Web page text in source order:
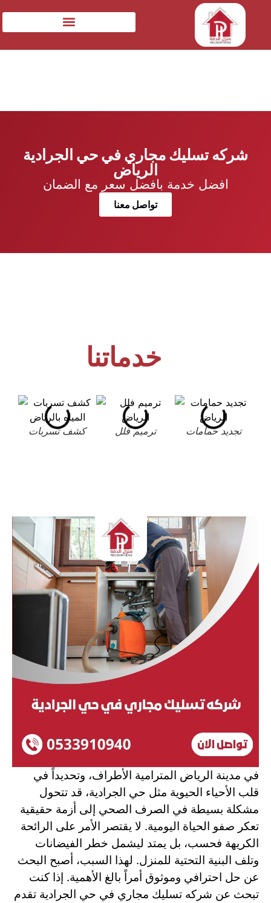
شركه تسليك مجاري في حي الجرادية
الرياض
افضل خدمة بافضل سعر مع الضمان
تواصل معنا
خدماتنا
كشف تسربات ترميم فلل تجديد حمامات
في مدينة الرياض المترامية الأطراف، وتحديداً في
قلب الأحياء الحيوية مثل حي الجرادية، قد تتحول
مشكلة بسيطة في الصرف الصحي إلى أزمة حقيقية
تعكر صفو الحياة اليومية. لا يقتصر الأمر على الرائحة
الكريهة فحسب، بل يمتد ليشمل خطر الفيضانات
وتلف البنية التحتية للمنزل. لهذا السبب، أصبح البحث
عن حل احترافي وموثوق أمراً بالغ الأهمية. إذا كنت
تبحث عن شركه تسليك مجاري في حي الجرادية تقدم